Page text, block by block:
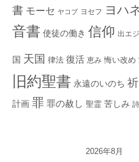
書 モーセ ヤコブ ヨセフ ヨハ
音書 使徒の働き 信仰 出エ
国 天国 律法 復活 恵み 悔い改め
旧約聖書 永遠のいのち
計画 罪 罪の赦し 聖霊 苦しみ
2026年8月